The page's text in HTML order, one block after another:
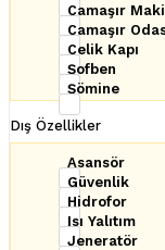
Çamaşır
Çamaşır
Çelik Kapı
Şofben
Şömine
Dış Özellikler
Asansör
Güvenlik
Hidrofor
Isı Yalıtım
Jeneratör